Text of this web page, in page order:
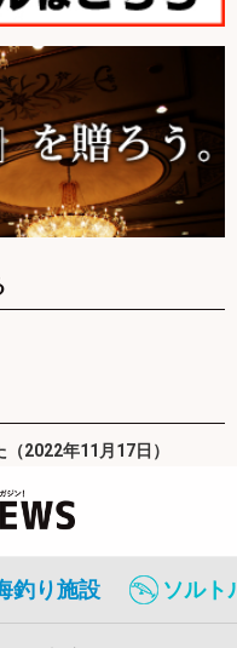
2022年11月17日）
釣り施設 ソルト